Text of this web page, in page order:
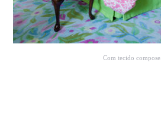
Com tecido compose.